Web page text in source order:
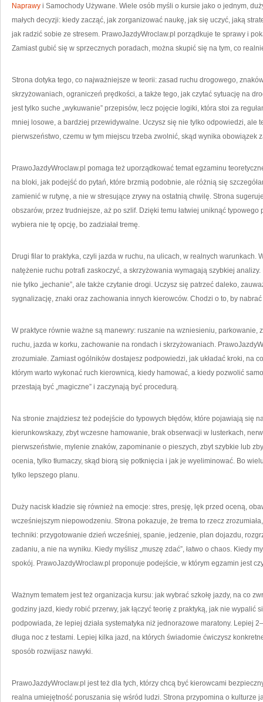
Naprawy i Samochody Używane. Wiele osób myśli o kursie jako o jednym,
małych decyzji: kiedy zacząć, jak zorganizować naukę, jak się uczyć, jaką
jak radzić sobie ze stresem. PrawoJazdyWroclaw.pl porządkuje te sprawy i
Zamiast gubić się w sprzecznych poradach, można skupić się na tym, co
Strona dotyka tego, co najważniejsze w teorii: zasad ruchu drogowego,
skrzyżowaniach, ograniczeń prędkości, a także tego, jak czytać sytuację na
jest tylko suche „wykuwanie” przepisów, lecz pojęcie logiki, która stoi za
mniej losowe, a bardziej przewidywalne. Uczysz się nie tylko odpowiedzi, ale
pierwszeństwo, czemu w tym miejscu trzeba zwolnić, skąd wynika obowiązek
PrawoJazdyWroclaw.pl pomaga też uporządkować temat egzaminu
na bloki, jak podejść do pytań, które brzmią podobnie, ale różnią się
zamienić w rutynę, a nie w stresujące zrywy na ostatnią chwilę. Strona
obszarów, przez trudniejsze, aż po szlif. Dzięki temu łatwiej uniknąć typowego
wybiera nie tę opcję, bo zadziałał tremę.
Drugi filar to praktyka, czyli jazda w ruchu, na ulicach, w realnych warunkach.
natężenie ruchu potrafi zaskoczyć, a skrzyżowania wymagają szybkiej
nie tylko „jechanie”, ale także czytanie drogi. Uczysz się patrzeć daleko,
sygnalizację, znaki oraz zachowania innych kierowców. Chodzi o to, by
W praktyce równie ważne są manewry: ruszanie na wzniesieniu, parkowanie,
ruchu, jazda w korku, zachowanie na rondach i skrzyżowaniach.
zrozumiałe. Zamiast ogólników dostajesz podpowiedzi, jak układać kroki, na
którym warto wykonać ruch kierownicą, kiedy hamować, a kiedy pozwolić
przestają być „magiczne” i zaczynają być procedurą.
Na stronie znajdziesz też podejście do typowych błędów, które pojawiają się
kierunkowskazy, zbyt wczesne hamowanie, brak obserwacji w lusterkach,
pierwszeństwie, mylenie znaków, zapominanie o pieszych, zbyt szybkie lub
ocenia, tylko tłumaczy, skąd biorą się potknięcia i jak je wyeliminować. Bo
tylko lepszego planu.
Duży nacisk kładzie się również na emocje: stres, presję, lęk przed oceną,
wcześniejszym niepowodzeniu. Strona pokazuje, że trema to rzecz
techniki: przygotowanie dzień wcześniej, spanie, jedzenie, plan dojazdu,
zadaniu, a nie na wyniku. Kiedy myślisz „muszę zdać”, łatwo o chaos. Kiedy
spokój. PrawoJazdyWroclaw.pl proponuje podejście, w którym egzamin jest
Ważnym tematem jest też organizacja kursu: jak wybrać szkołę jazdy, na co
godziny jazd, kiedy robić przerwy, jak łączyć teorię z praktyką, jak nie wypalić
podpowiada, że lepiej działa systematyka niż jednorazowe maratony. Lepiej
długa noc z testami. Lepiej kilka jazd, na których świadomie ćwiczysz
sposób rozwijasz nawyki.
PrawoJazdyWroclaw.pl jest też dla tych, którzy chcą być kierowcami
realna umiejętność poruszania się wśród ludzi. Strona przypomina o kulturze